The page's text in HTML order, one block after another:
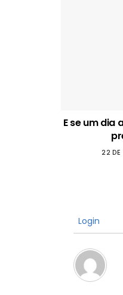
E se um dia
22
Login